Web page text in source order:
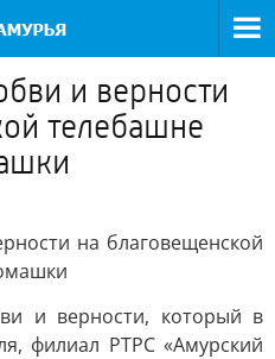
и верности
телебашне
на благовещенской
и верности, который в
филиал РТРС «Амурский